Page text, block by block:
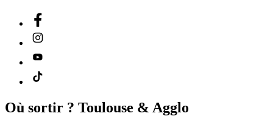
Où sortir ? Toulouse & Agglo